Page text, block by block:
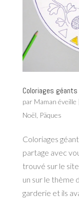
Coloriages géants
par Maman éveille
Noël Päques
Coloriages
partage avec
trouvé sur le
un sur le thème
garderie et ils